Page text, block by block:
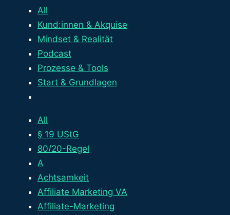
All
Kund:innen & Akquise
Mindset & Realität
Podcast
Prozesse & Tools
Start & Grundlagen
All
§ 19 UStG
80/20-Regel
A
Achtsamkeit
Affiliate Marketing VA
Affiliate-Marketing